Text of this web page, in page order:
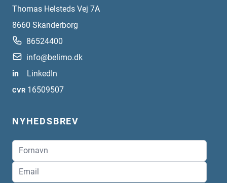
Thomas Helsteds Vej 7A
8660 Skanderborg
86524400
info@belimo.dk
in
LinkedIn
CVR 16509507
NYHEDSBREV